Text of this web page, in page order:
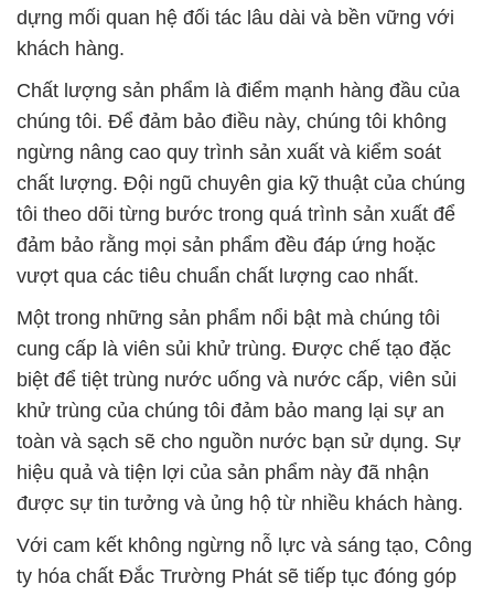
dựng mối quan hệ đối tác lâu dài và bền vững với
khách hàng.
Chất lượng sản phẩm là điểm mạnh hàng đầu của
chúng tôi. Để đảm bảo điều này, chúng tôi không
ngừng nâng cao quy trình sản xuất và kiểm soát
chất lượng. Đội ngũ chuyên gia kỹ thuật của chúng
tôi theo dõi từng bước trong quá trình sản xuất để
đảm bảo rằng mọi sản phẩm đều đáp ứng hoặc
vượt qua các tiêu chuẩn chất lượng cao nhất.
Một trong những sản phẩm nổi bật mà chúng tôi
cung cấp là viên sủi khử trùng. Được chế tạo đặc
biệt để tiệt trùng nước uống và nước cấp, viên sủi
khử trùng của chúng tôi đảm bảo mang lại sự an
toàn và sạch sẽ cho nguồn nước bạn sử dụng. Sự
hiệu quả và tiện lợi của sản phẩm này đã nhận
được sự tin tưởng và ủng hộ từ nhiều khách hàng.
Với cam kết không ngừng nỗ lực và sáng tạo, Công
ty hóa chất Đắc Trường Phát sẽ tiếp tục đóng góp